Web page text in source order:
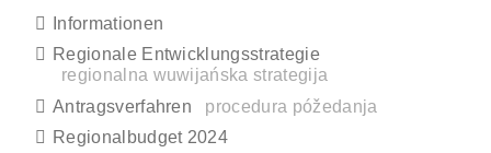
Informationen
Regionale Entwicklungsstrategie
regionalna wuwijańska strategija
Antragsverfahren
procedura póžedanja
Regionalbudget 2024